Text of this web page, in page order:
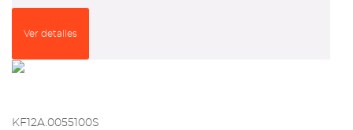
Ver detalles
KF12A.0055100S